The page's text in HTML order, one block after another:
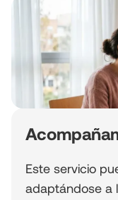
Este servicio
adaptándose a